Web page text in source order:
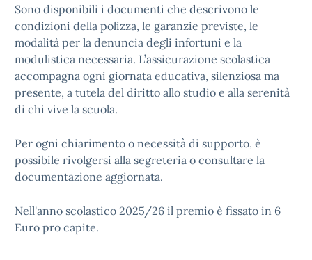
Sono disponibili i documenti che descrivono le
condizioni della polizza, le garanzie previste, le
modalità per la denuncia degli infortuni e la
modulistica necessaria. L’assicurazione scolastica
accompagna ogni giornata educativa, silenziosa ma
presente, a tutela del diritto allo studio e alla serenità
di chi vive la scuola.
Per ogni chiarimento o necessità di supporto, è
possibile rivolgersi alla segreteria o consultare la
documentazione aggiornata.
Nell'anno scolastico 2025/26 il premio è fissato in 6
Euro pro capite.